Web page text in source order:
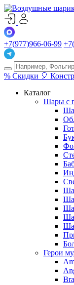
+7(977)966-06-99
% Скидки 🎈
Каталог
Шары с
Герои